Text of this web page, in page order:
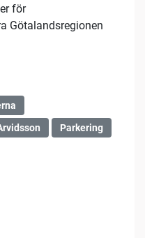
för
Götalandsregionen
Parkering